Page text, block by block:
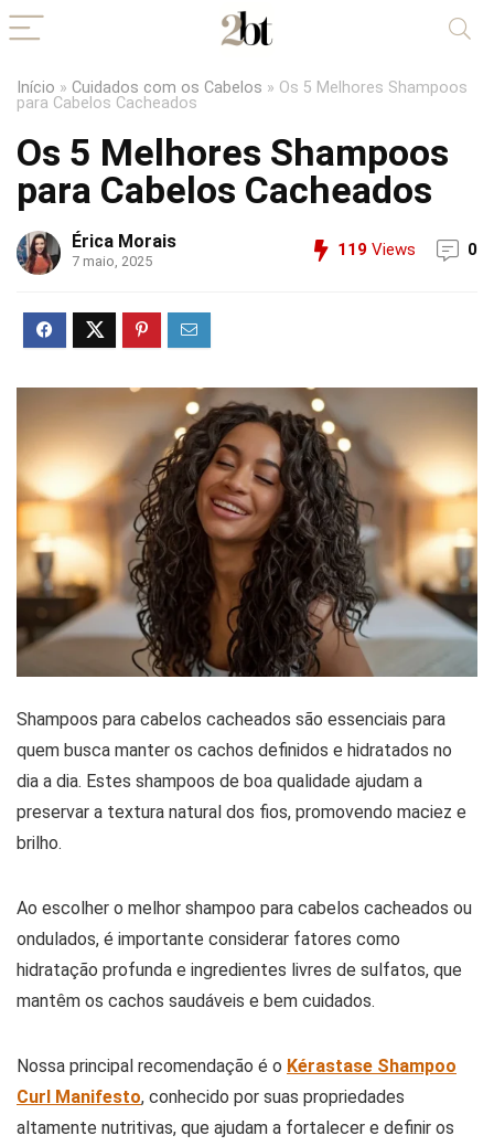
Início » Cuidados com os Cabelos » Os 5 Melhores Shampoos
para Cabelos Cacheados
Os 5 Melhores Shampoos
para Cabelos Cacheados
Érica Morais
7 maio, 2025
119 Views 0
Shampoos para cabelos cacheados são essenciais para
quem busca manter os cachos definidos e hidratados no
dia a dia. Estes shampoos de boa qualidade ajudam a
preservar a textura natural dos fios, promovendo maciez e
brilho.
Ao escolher o melhor shampoo para cabelos cacheados ou
ondulados, é importante considerar fatores como
hidratação profunda e ingredientes livres de sulfatos, que
mantêm os cachos saudáveis e bem cuidados.
Nossa principal recomendação é o Kérastase Shampoo
Curl Manifesto, conhecido por suas propriedades
altamente nutritivas, que ajudam a fortalecer e definir os